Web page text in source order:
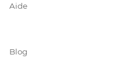
Aide
Blog